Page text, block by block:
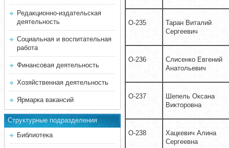
Редакционно-издательская
деятельность
Социальная и воспитательная
работа
Финансовая деятельность
Хозяйственная деятельность
Ярмарка вакансий
Структурные подразделения
Библиотека
О-235
Таран Виталий
Сергеевич
О-236
Слисенко Евгений
Анатольевич
О-237
Шепель Оксана
Викторовна
О-238
Хацкевич Алина
Сергеевна